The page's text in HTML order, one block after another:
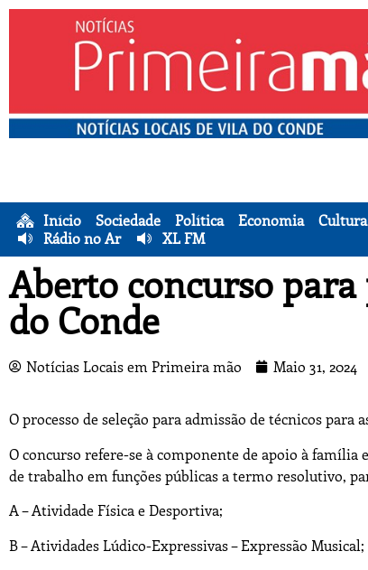
Início Sociedade Política Economia Cultura
Rádio no Ar
XL FM
Aberto concurso para
do Conde
Notícias Locais em Primeira mão Maio 31, 2024
O processo de seleção para admissão de técnicos
O concurso refere-se à componente de apoio à
de trabalho em funções públicas a termo resolutivo,
A – Atividade Física e Desportiva;
B – Atividades Lúdico-Expressivas – Expressão Musical;